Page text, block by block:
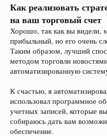
Как реализовать
на ваш торговый счет
Хорошо, так как вы видели,
прибыльный, но его очень
Таким образом, лучший
методом торговли
автоматизированную
К счастью, я
использовал программное
учетных записей, которые
собираюсь дать вам
обеспечение.